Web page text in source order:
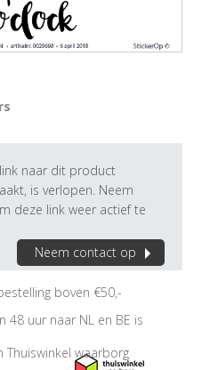
naar dit product
is verlopen. Neem
deze link weer actief te
Neem contact op
boven €50,-
48 uur naar NL en BE is
Thuiswinkel waarborg